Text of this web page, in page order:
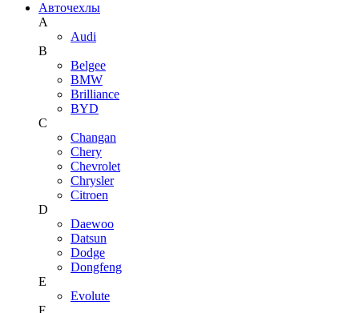
Авточехлы
A
Audi
B
Belgee
BMW
Brilliance
BYD
C
Changan
Chery
Chevrolet
Chrysler
Citroen
D
Daewoo
Datsun
Dodge
Dongfeng
E
Evolute
F